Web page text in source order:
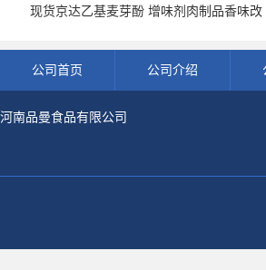
现货京达乙基麦芽酚 增味剂肉制品香味改
公司首页 公司介绍
河南品曼食品有限公司